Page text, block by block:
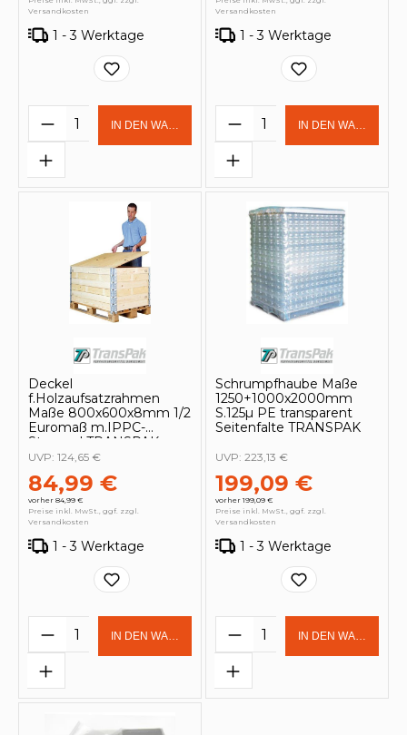
Versandkosten
1 - 3 Werktage
Produkt Anzahl: Gib den
IN DEN WARENKORB
Versandkosten
1 - 3 Werktage
Produkt Anzahl:
IN DEN
Deckel
f.Holzaufsatzrahmen
Maße 800x600x8mm 1/2
Euromaß m.IPPC-
Stempel TRANSPAK
84,99 €
vorher 84,99 €
UVP: 124,65 €
Preise inkl. MwSt., ggf. zzgl.
Versandkosten
1 - 3 Werktage
Produkt Anzahl: Gib den
IN DEN WARENKORB
Schrumpfhaube Maße
1250+1000x2000mm
S.125µ PE transparent
Seitenfalte TRANSPAK
199,09 €
vorher 199,09 €
UVP: 223,13 €
Preise inkl. MwSt., ggf. zzgl.
Versandkosten
1 - 3 Werktage
Produkt Anzahl:
IN DEN